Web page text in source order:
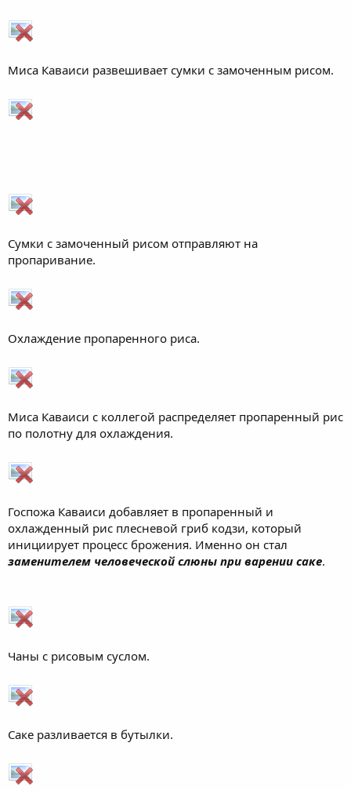
Миса Каваиси развешивает сумки с замоченным рисом.
Сумки с замоченный рисом отправляют на
пропаривание.
Охлаждение пропаренного риса.
Миса Каваиси с коллегой распределяет пропаренный рис
по полотну для охлаждения.
Госпожа Каваиси добавляет в пропаренный и
охлажденный рис плесневой гриб кодзи, который
инициирует процесс брожения. Именно он стал
заменителем человеческой слюны при варении саке.
Чаны с рисовым суслом.
Саке разливается в бутылки.